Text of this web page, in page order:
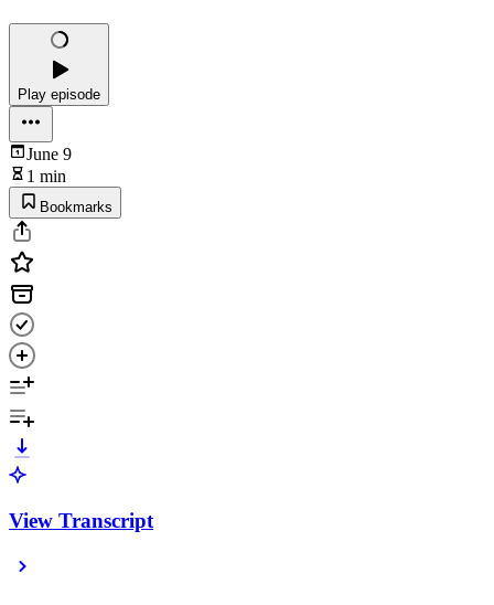
Play episode
June 9
1 min
Bookmarks
View Transcript